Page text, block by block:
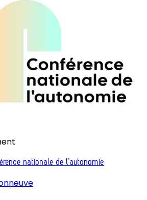
nationale de l’autonomie